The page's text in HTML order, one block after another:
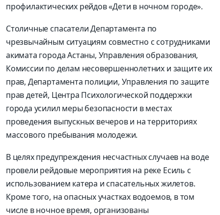
профилактических рейдов «Дети в ночном городе».
Столичные спасатели Департамента по
чрезвычайным ситуациям совместно с сотрудниками
акимата города Астаны, Управления образования,
Комиссии по делам несовершеннолетних и защите их
прав, Департамента полиции, Управления по защите
прав детей, Центра Психологической поддержки
города усилил меры безопасности в местах
проведения выпускных вечеров и на территориях
массового пребывания молодежи.
В целях предупреждения несчастных случаев на воде
провели рейдовые мероприятия на реке Есиль с
использованием катера и спасательных жилетов.
Кроме того, на опасных участках водоемов, в том
числе в ночное время, организованы